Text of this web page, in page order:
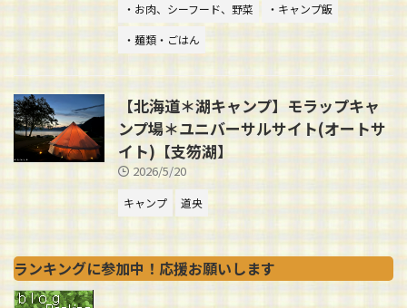
・お肉、シーフード、野菜
・キャンプ飯
・麺類・ごはん
【北海道＊湖キャンプ】モラップキャ
ンプ場＊ユニバーサルサイト(オートサ
イト)【支笏湖】
2026/5/20
キャンプ 道央
ランキングに参加中！応援お願いします